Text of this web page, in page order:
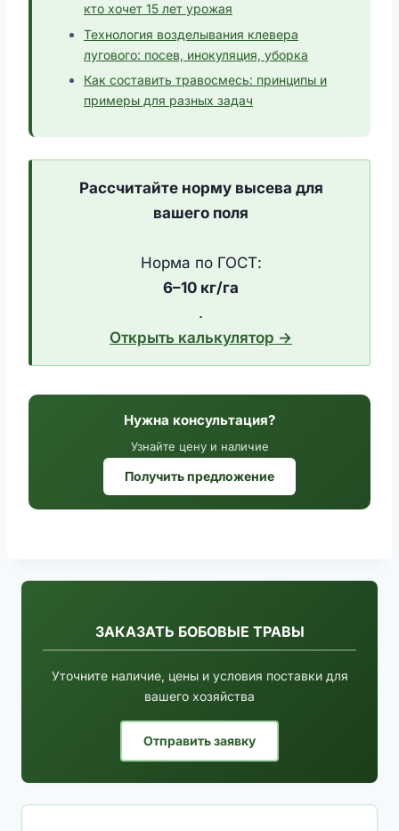
кто хочет 15 лет урожая
Технология возделывания клевера
лугового: посев, инокуляция, уборка
Как составить травосмесь: принципы и
примеры для разных задач
Рассчитайте норму высева для
вашего поля
Норма по ГОСТ:
6–10 кг/га
.
Открыть калькулятор →
Нужна консультация?
Узнайте цену и наличие
Получить предложение
ЗАКАЗАТЬ БОБОВЫЕ ТРАВЫ
Уточните наличие, цены и условия поставки для
вашего хозяйства
Отправить заявку